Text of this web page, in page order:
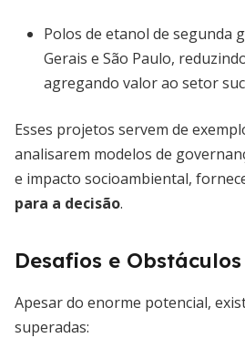
Polos de etanol de segunda
Gerais e São Paulo,
agregando valor ao setor
Esses projetos servem de
analisarem modelos de
e impacto socioambiental,
para a decisão.
Desafios e
Apesar do enorme potencial,
superadas: